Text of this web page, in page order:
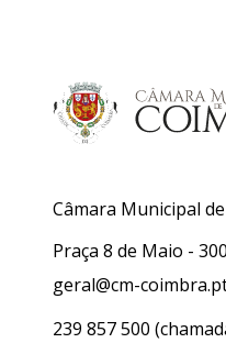
Câmara Municipal
Praça 8 de Maio -
geral@cm-
239 857 500